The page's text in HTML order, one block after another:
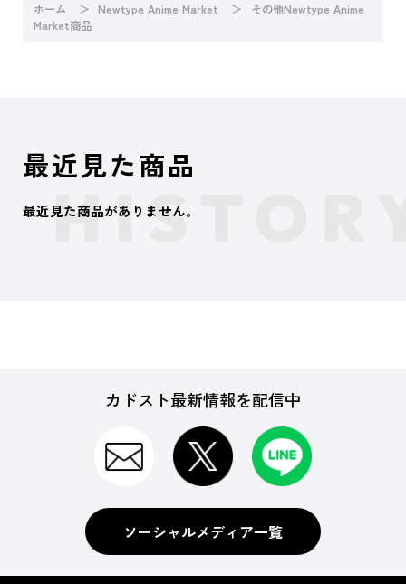
ホーム Newtype Anime Market
その他Newtype Anime
Market商品
最近見た商品
最近見た商品がありません。
カドスト最新情報を配信中
ソーシャルメディア一覧